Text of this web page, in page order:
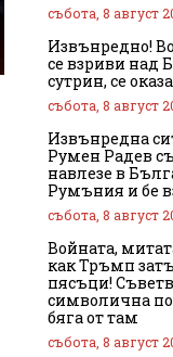
събота, 8 август
Извънредно!
се взриви над
сутрин, се
събота, 8 август
Извънредна
Румен Радев
навлезе в
Румъния и бе
събота, 8 август
Войната,
как Тръмп
пясъци!
символична
бяга от там
събота, 8 август